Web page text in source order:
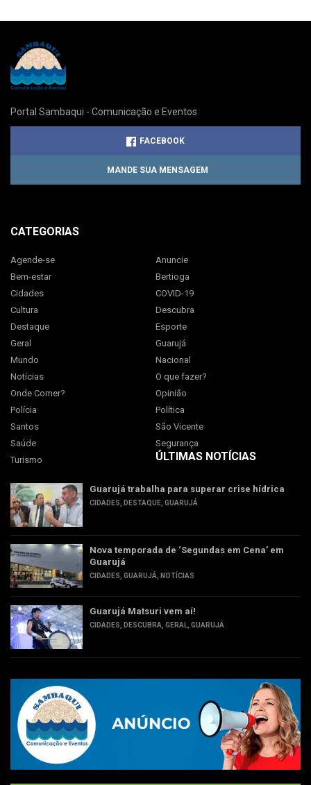
Portal Sambaqui - Comunicação e Eventos
FACEBOOK
MANDE SUA MENSAGEM
CATEGORIAS
Agende-se
Anuncie
Bem-estar
Bertioga
Cidades
COVID-19
Cultura
Descubra
Destaque
Esporte
Geral
Guarujá
Mundo
Nacional
Notícias
O que fazer?
Onde Comer?
Opinião
Polícia
Política
Santos
São Vicente
Saúde
Segurança
Turismo
ÚLTIMAS NOTÍCIAS
Guarujá trabalha para superar crise hídrica
CIDADES DESTAQUE GUARUJÁ
Nova temporada de ‘Segundas em Cena’ em
Guarujá
CIDADES GUARUJÁ NOTÍCIAS
Guarujá Matsuri vem aí!
CIDADES DESCUBRA GERAL GUARUJÁ